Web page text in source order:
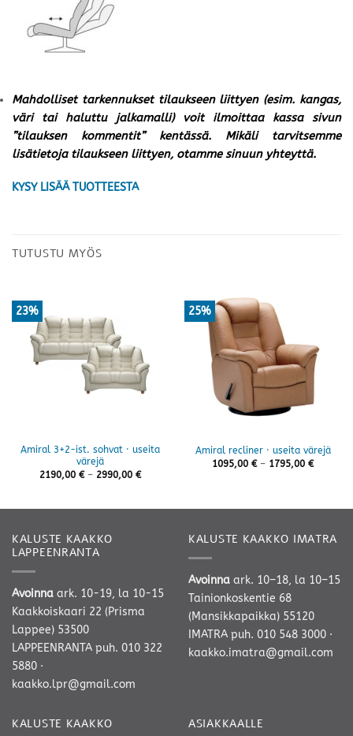
Mahdolliset tarkennukset tilaukseen liittyen (esim. kangas,
väri tai haluttu jalkamalli) voit ilmoittaa kassa sivun
”tilauksen kommentit” kentässä. Mikäli tarvitsemme
lisätietoja tilaukseen liittyen, otamme sinuun yhteyttä.
KYSY LISÄÄ TUOTTEESTA
TUTUSTU MYÖS
23%
Amiral 3+2-ist. sohvat · useita
värejä
2190,00 € – 2990,00 €Hintaluokka:
25%
Amiral recliner · useita värejä
1095,00 € – 1795,00 €
KALUSTE KAAKKO
LAPPEENRANTA
Avoinna ark. 10-19, la 10-15
Kaakkoiskaari 22 (Prisma
Lappee) 53500
LAPPEENRANTA puh. 010 322
5880 ·
kaakko.lpr@gmail.com
KALUSTE KAAKKO IMATRA
Avoinna ark. 10–18, la 10–15
Tainionkoskentie 68
(Mansikkapaikka) 55120
IMATRA puh. 010 548 3000 ·
kaakko.imatra@gmail.com
KALUSTE KAAKKO ASIAKKAALLE